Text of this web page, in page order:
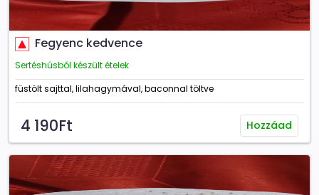
Fegyenc kedvence
Sertéshúsból készült ételek
füstölt sajttal, lilahagymával, baconnal töltve
4 190Ft Hozzáad